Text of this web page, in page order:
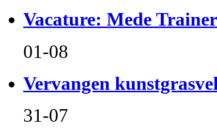
Vacature: Mede
01-08
Vervangen
31-07